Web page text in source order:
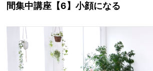
間集中講座【6】小顔になる